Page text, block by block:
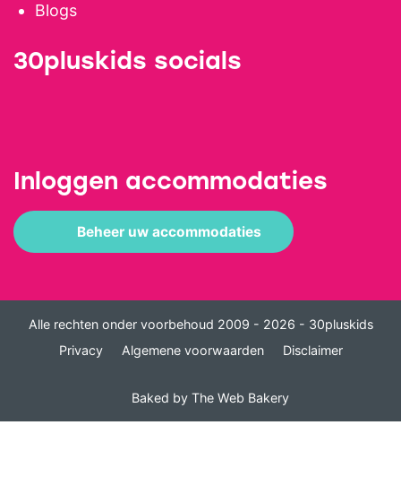
Blogs
30pluskids socials
Inloggen accommodaties
Beheer uw accommodaties
Alle rechten onder voorbehoud 2009 - 2026 - 30pluskids
Privacy
Algemene voorwaarden Disclaimer
Baked by The Web Bakery